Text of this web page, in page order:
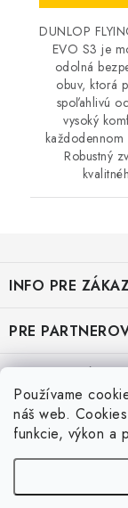
Používame
náš web.
funkcie, výkon a
DUNLOP
EVO S3 je
odolná
obuv, ktorá
spoľahlivú
vysoký
každodennom
Robustný
p
ä
i
INFO PRE
OBCHODNÉ
OCHRANA
VRÁTENIE TOVARU
PRE
KATALÓG OBUVI A
KATALÓG OBUVI A
KATALÓG OBUVI
KATALÓG OBUVI
Veľkostná tabuľka
Veľkostná tabuľka
Veľkostná tabuľka
Posledné